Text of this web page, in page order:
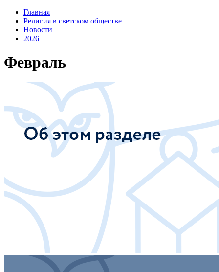
Главная
Религия в светском обществе
Новости
2026
Февраль